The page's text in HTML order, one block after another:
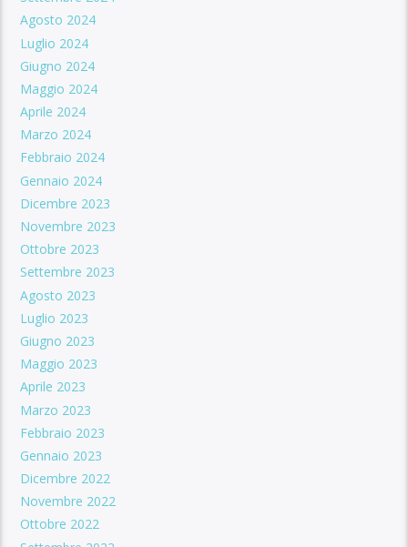
Agosto 2024
Luglio 2024
Giugno 2024
Maggio 2024
Aprile 2024
Marzo 2024
Febbraio 2024
Gennaio 2024
Dicembre 2023
Novembre 2023
Ottobre 2023
Settembre 2023
Agosto 2023
Luglio 2023
Giugno 2023
Maggio 2023
Aprile 2023
Marzo 2023
Febbraio 2023
Gennaio 2023
Dicembre 2022
Novembre 2022
Ottobre 2022